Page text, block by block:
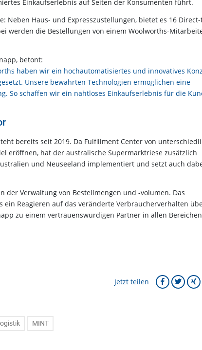
Einkaufserlebnis auf Seiten der Konsumenten führt.
Neben Haus- und Expresszustellungen, bietet es 16 Direct-
werden die Bestellungen von einem Woolworths-
betont:
haben wir ein hochautomatisiertes und innovatives
Unsere bewährten Technologien ermöglichen eine
So schaffen wir ein nahtloses Einkaufserlebnis für die
bereits seit 2019. Da Fulfillment Center von
eröffnen, hat der australische Supermarktriese zusätzlich
und Neuseeland implementiert und setzt auch
der Verwaltung von Bestellmengen und -volumen. Das
Reagieren auf das veränderte Verbraucherverhalten
zu einem vertrauenswürdigen Partner in allen
Jetzt teilen
MINT